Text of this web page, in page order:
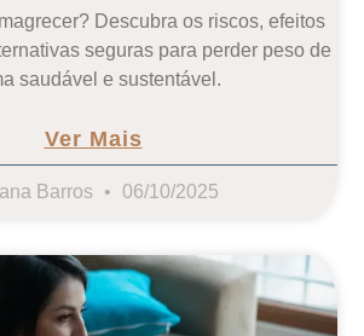
Descubra os riscos, efeitos
seguras para perder peso de
saudável e sustentável.
Ver Mais
Barros 06/10/2025